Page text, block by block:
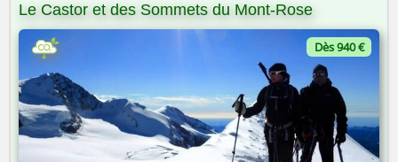
Le Castor et des Sommets du Mont-Rose
Dès 940 €